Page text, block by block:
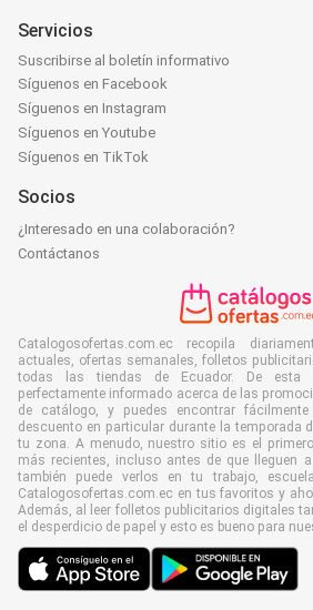
Servicios
Suscribirse al boletín informativo
Síguenos en Facebook
Síguenos en Instagram
Síguenos en Youtube
Síguenos en TikTok
Socios
¿Interesado en una colaboración?
Contáctanos
Catalogosofertas.com.ec recopila
actuales, ofertas semanales, folletos
todas las tiendas de Ecuador. De esta
perfectamente informado acerca de las
de catálogo, y puedes encontrar
descuento en particular durante la temporada
tu zona. A menudo, nuestro sitio es el
más recientes, incluso antes de que lleguen
también puede verlos en tu trabajo,
Catalogosofertas.com.ec en tus favoritos y
Además, al leer folletos publicitarios digitales
el desperdicio de papel y esto es bueno para